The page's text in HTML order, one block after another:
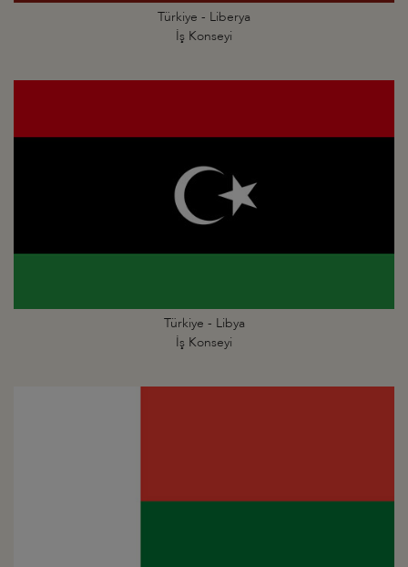
Türkiye - Liberya
İş Konseyi
Türkiye - Libya
İş Konseyi